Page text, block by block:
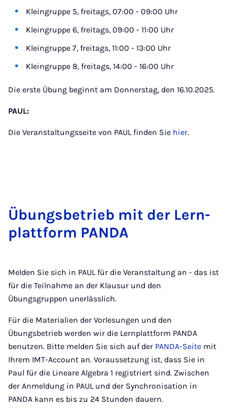
Kleingruppe 5, freitags, 07:00 - 09:00 Uhr
Kleingruppe 6, freitags, 09:00 - 11:00 Uhr
Kleingruppe 7, freitags, 11:00 - 13:00 Uhr
Kleingruppe 8, freitags, 14:00 - 16:00 Uhr
Die erste Übung beginnt am Donnerstag, den 16.10.2025.
PAUL:
Die Veranstaltungsseite von PAUL finden Sie hier.
Übungs­be­trieb mit der Lern­
platt­form PANDA
Melden Sie sich in PAUL für die Veranstaltung an - das ist
für die Teilnahme an der Klausur und den
Übungsgruppen unerlässlich.
Für die Materialien der Vorlesungen und den
Übungsbetrieb werden wir die Lernplattform PANDA
benutzen. Bitte melden Sie sich auf der PANDA-Seite mit
Ihrem IMT-Account an. Voraussetzung ist, dass Sie in
Paul für die Lineare Algebra 1 registriert sind. Zwischen
der Anmeldung in PAUL und der Synchronisation in
PANDA kann es bis zu 24 Stunden dauern.